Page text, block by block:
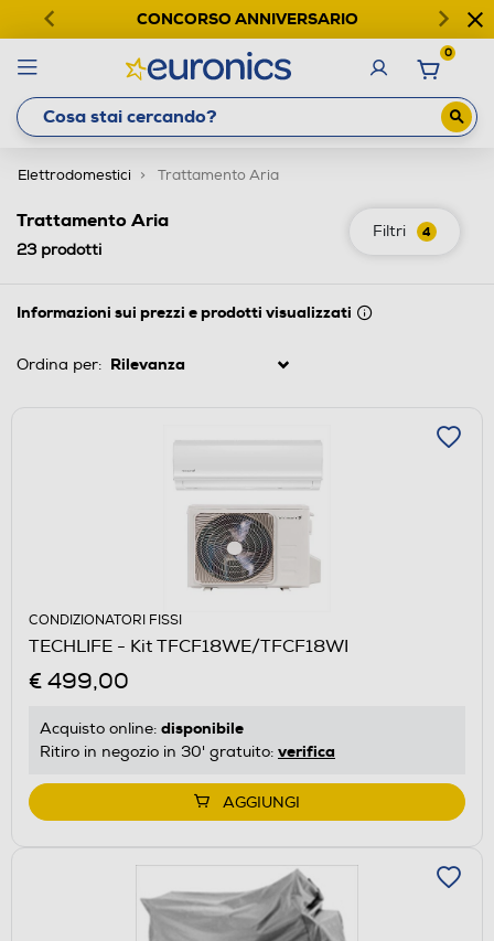
CONCORSO ANNIVERSARIO
0
Elettrodomestici Trattamento Aria
Filtri 4
Trattamento Aria
23prodotti
Informazioni sui prezzi e prodotti visualizzati
Ordina per:
CONDIZIONATORI FISSI
TECHLIFE - Kit TFCF18WE/TFCF18WI
€ 499,00
Acquisto online: disponibile
Ritiro in negozio in 30' gratuito: verifica
AGGIUNGI